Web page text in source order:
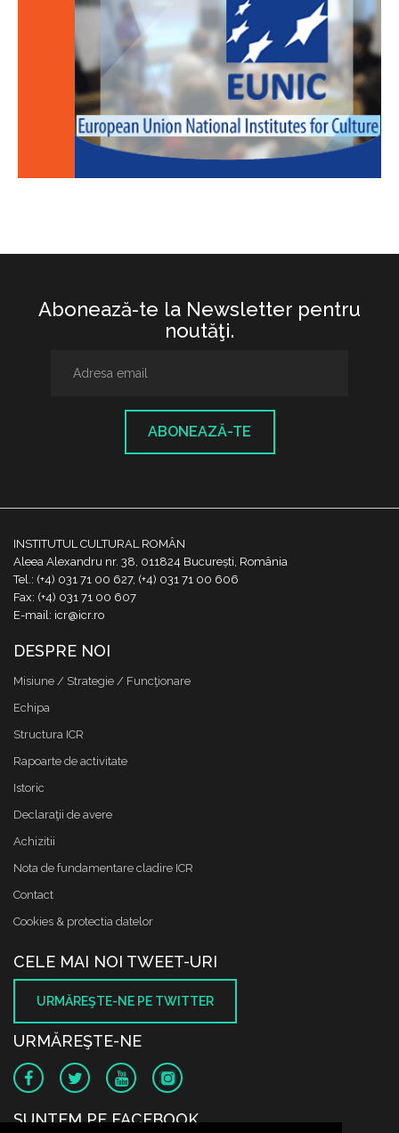
Abonează-te la Newsletter pentru
noutăţi.
ABONEAZĂ-TE
INSTITUTUL CULTURAL ROMÂN
Aleea Alexandru nr. 38, 011824 București, România
Tel.: (+4) 031 71 00 627, (+4) 031 71 00 606
Fax: (+4) 031 71 00 607
E-mail: icr@icr.ro
DESPRE NOI
Misiune / Strategie / Funcţionare
Echipa
Structura ICR
Rapoarte de activitate
Istoric
Declaraţii de avere
Achizitii
Nota de fundamentare cladire ICR
Contact
Cookies & protectia datelor
CELE MAI NOI TWEET-URI
URMĂREŞTE-NE PE TWITTER
URMĂREŞTE-NE
SUNTEM PE FACEBOOK